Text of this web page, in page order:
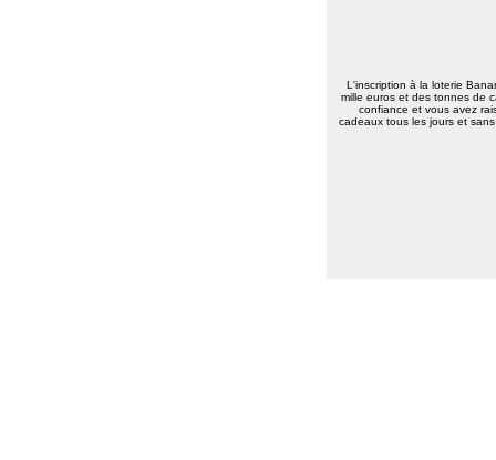
L'inscription à la loterie
mille euros et des tonnes de
confiance et vous avez
cadeaux tous les jours et